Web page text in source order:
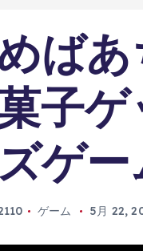
ば
子
ゲー
ゲーム 5月 22,